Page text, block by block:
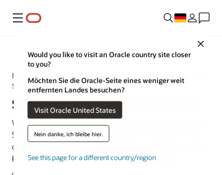
Menü
Close
Would you like to visit an Oracle country site closer
to you?
Möchten Sie die Oracle-Seite eines weniger weit
entfernten Landes besuchen?
Visit Oracle United States
Nein danke, ich bleibe hier.
See this page for a different country/region
MICROS
Entfesseln Sie das volle Potenzial der Oracle Simphony POS-
Systeme
Simphony POS-Schulungsvideos
Willkommen in der Schulungsvideo-Bibliothek für Oracle
Simphony. Unsere Videos unterstützen Sie und Ihr Team
dabei, die Funktionen und Vorteile der Oracle Simphony
POS-Systeme für Restaurants optimal zu nutzen.